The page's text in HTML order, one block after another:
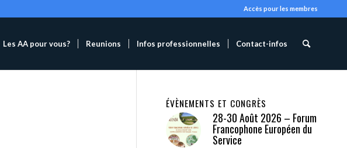
Accès pour les membres
Les AA pour vous? Reunions Infos professionnelles Contact-infos
ÉVÈNEMENTS ET CONGRÈS
28-30 Août 2026 – Forum
Francophone Européen du
Service